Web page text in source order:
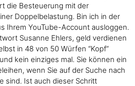
die Besteuerung mit der
Doppelbelastung. Bin ich in der
Ihrem YouTube-Account ausloggen.
Susanne Ehlers, geld verdienen
in 48 von 50 Würfen “Kopf”
kein einziges mal. Sie können ein
wenn Sie auf der Suche nach
sind. Ist auch dieser Schritt